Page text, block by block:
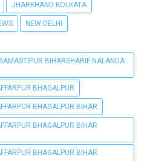
JHARKHAND KOLKATA
NEW DELHI
BIHARSHARIF NALANDA
BHAGALPUR
BHAGALPUR BIHAR
BHAGALPUR BIHAR
BHAGALPUR BIHAR